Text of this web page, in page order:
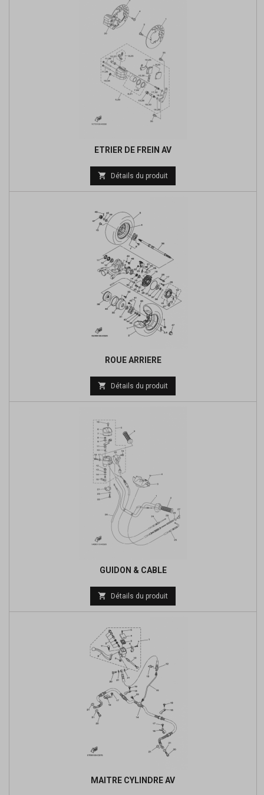
ETRIER DE FREIN AV
Prix
de
 Détails du produit
ROUE ARRIERE
Prix
de
 Détails du produit
GUIDON & CABLE
Prix
de
 Détails du produit
MAITRE CYLINDRE AV